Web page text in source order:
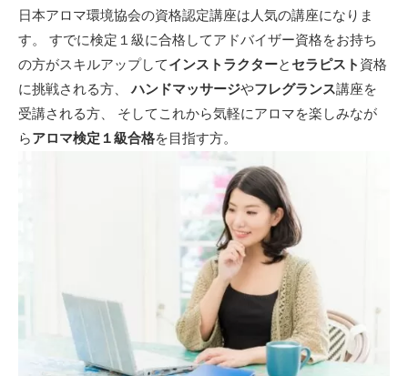
日本アロマ環境協会の資格認定講座は人気の講座になりま
す。 すでに検定１級に合格してアドバイザー資格をお持ち
の方がスキルアップしてインストラクターと セラピスト 資格
に挑戦される方、ハンドマッサージやフレグランス講座を
受講される方、 そしてこれから気軽にアロマを楽しみなが
らアロマ検定１級合格を目指す方。